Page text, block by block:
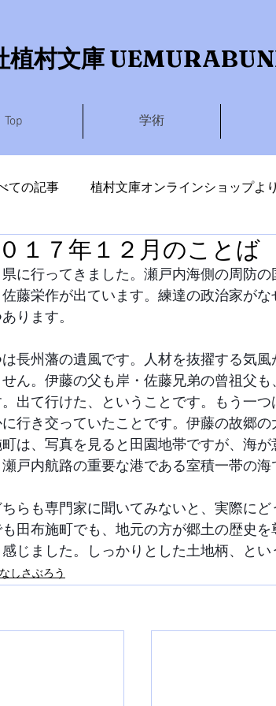
植村文庫
Top 学術
ての記事 植村文庫オンラインショップより
う かめいしわたる
１７年１２月のことば
県に行ってきました。瀬戸内海側の周防
藤栄作が出ています。練達の政治家が
ります。
長州藩の遺風です。人材を抜擢する気
ん。伊藤の父も岸・佐藤兄弟の曾祖父
。出て行けた、ということです。もう一
行き交っていたことです。伊藤の故郷
は、写真を見ると田園地帯ですが、海
戸内航路の重要な港である室積一帯の海
らも専門家に聞いてみないと、実際に
田布施町でも、地元の方が郷土の歴史
じました。しっかりとした土地柄、とい
しさぶろう